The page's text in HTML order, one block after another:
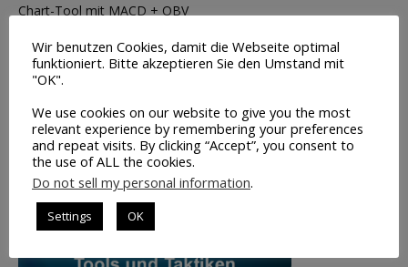
Chart-Tool mit MACD + OBV
Wirtschaftstermine
Tipps zur Broker-Wahl
Insider-Handel Transaktionen
Saisonale Charts
TOP-BUCHTIPP
Wir benutzen Cookies, damit die Webseite optimal
funktioniert. Bitte akzeptieren Sie den Umstand mit
"OK".
We use cookies on our website to give you the most
relevant experience by remembering your preferences
and repeat visits. By clicking “Accept”, you consent to
the use of ALL the cookies.
Do not sell my personal information.
Settings OK